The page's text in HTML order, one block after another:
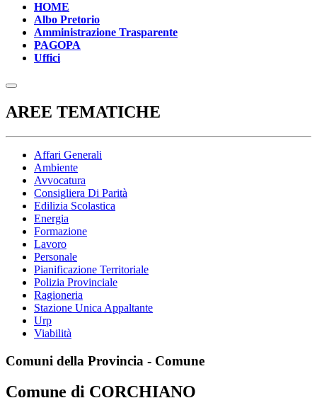
HOME
Albo Pretorio
Amministrazione Trasparente
PAGOPA
Uffici
AREE TEMATICHE
Affari Generali
Ambiente
Avvocatura
Consigliera Di Parità
Edilizia Scolastica
Energia
Formazione
Lavoro
Personale
Pianificazione Territoriale
Polizia Provinciale
Ragioneria
Stazione Unica Appaltante
Urp
Viabilità
Comuni della Provincia - Comune
Comune di CORCHIANO